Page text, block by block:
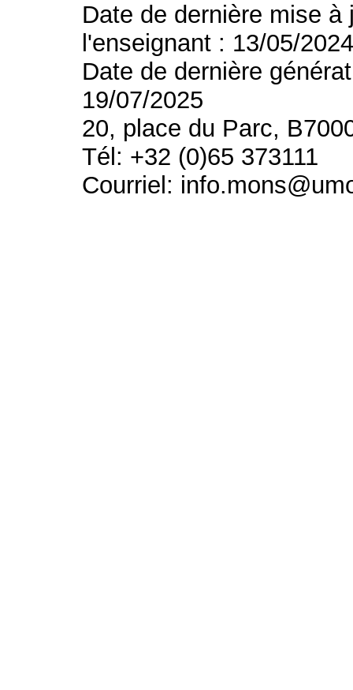
Date de dernière mise
l'enseignant : 13/05/
Date de dernière
19/07/2025
20, place du Parc,
Tél: +32 (0)65 373111
Courriel: